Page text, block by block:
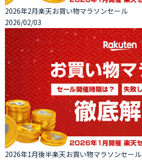
2026年2月楽天お買い物マラソンセール
2026/02/03
2026年1月後半楽天お買い物マラソンセール